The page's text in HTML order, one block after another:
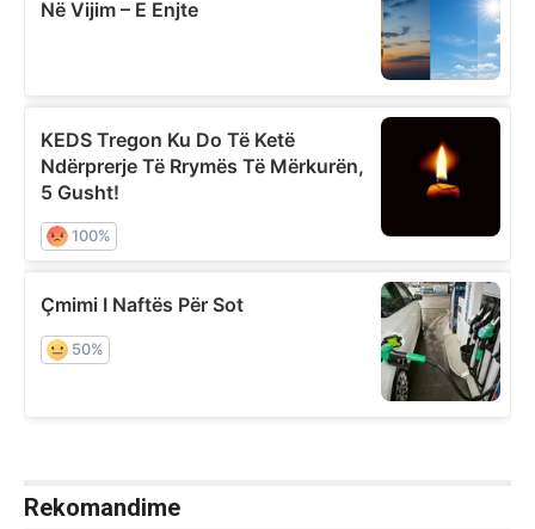
Rekomandime